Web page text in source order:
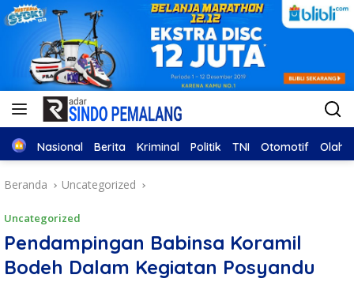
Home
Nasional Berita Kriminal Politik TNI Otomotif
Beranda Uncategorized
Uncategorized
Pendampingan Babinsa Koramil
Bodeh Dalam Kegiatan Posyandu